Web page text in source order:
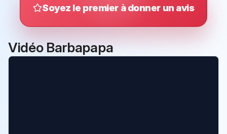
Soyez le premier à donner un avis
Vidéo Barbapapa